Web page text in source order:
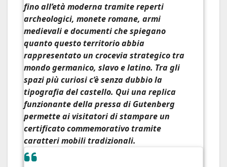
fino all’età moderna tramite reperti
archeologici, monete romane, armi
medievali e documenti che spiegano
quanto questo territorio abbia
rappresentato un crocevia strategico tra
mondo germanico, slavo e latino. Tra gli
spazi più curiosi c’è senza dubbio la
tipografia del castello. Qui una replica
funzionante dellapressa di Gutenberg
permette ai visitatori di stampare un
certificato commemorativo tramite
caratteri mobili tradizionali.